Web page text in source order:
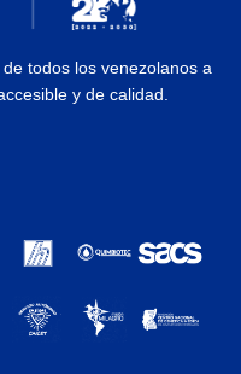
todos los venezolanos a
y de calidad.